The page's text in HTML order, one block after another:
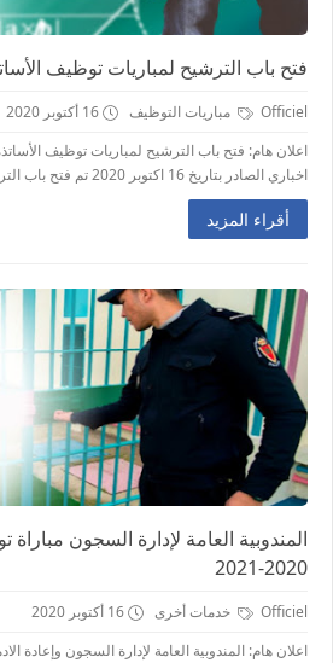
فتح باب الترشيح لمباريات توظيف الأساتذة
Officiel مباريات التوظيف
16 أكتوبر 2020
اخباري الصادر بتاريخ 16 اكتوبر 2020 تم فتح باب الترشيح القبلي للتع...
أقراء المزيد
المندوبية العامة لإدارة السجون
2020-2021
Officiel خدمات أخرى
16 أكتوبر 2020